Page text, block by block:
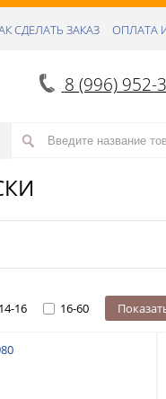
СДЕЛАТЬ ЗАКАЗ ОПЛАТА
8 (996) 952-
14-16 16-60